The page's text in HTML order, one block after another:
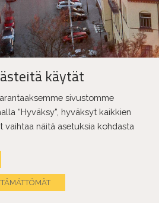
Ⓒ LU Rakennus 2025
käytät
sivustomme
“Hyväksy”, hyväksyt kaikkien
vaihtaa näitä asetuksia kohdasta